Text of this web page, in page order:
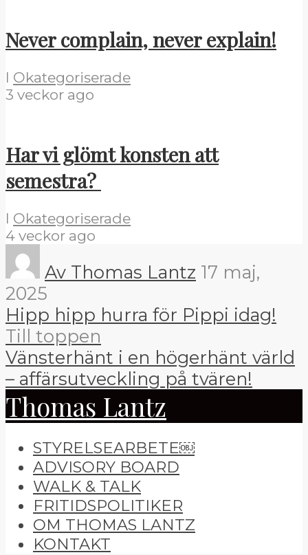
Never complain, never explain!
I Okategoriserade
3 veckor ago
Har vi glömt konsten att
semestra?
I Okategoriserade
4 veckor ago
Av Thomas Lantz 17 maj,
2025
Hipp hipp hurra för Pippi idag!
Till toppen
Vänsterhänt i en högerhänt värld
– affärsutveckling på tvären!
Thomas Lantz
STYRELSEARBETE￼
ADVISORY BOARD
WALK & TALK
FRITIDSPOLITIKER
OM THOMAS LANTZ
KONTAKT